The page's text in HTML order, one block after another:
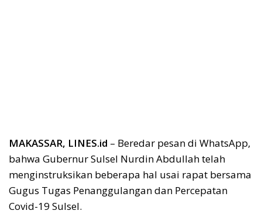
MAKASSAR, LINES.id – Beredar pesan di WhatsApp,
bahwa Gubernur Sulsel Nurdin Abdullah telah
menginstruksikan beberapa hal usai rapat bersama
Gugus Tugas Penanggulangan dan Percepatan
Covid-19 Sulsel.